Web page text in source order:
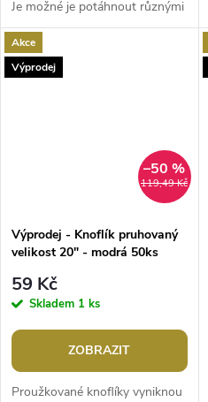
Je možné je potáhnout různými
materiály a barevně si je doladit
k vašemu výrobku dle...
Akce
Výprodej
119,49 Kč
–50 %
Výprodej - Knoflík pruhovaný
velikost 20" - modrá 50ks
59 Kč
Skladem 1 ks
ZOBRAZIT
Proužkované knoflíky vyniknou